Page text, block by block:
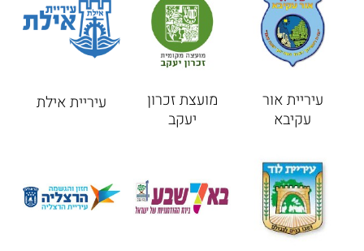
עיריית אור
עקיבא
מועצת זכרון
יעקב
עיריית אילת